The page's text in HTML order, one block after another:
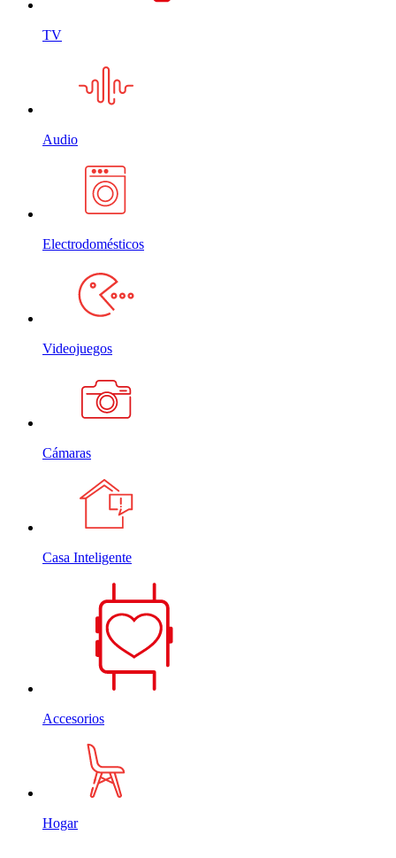
TV
Audio
Electrodomésticos
Videojuegos
Cámaras
Casa Inteligente
Accesorios
Hogar